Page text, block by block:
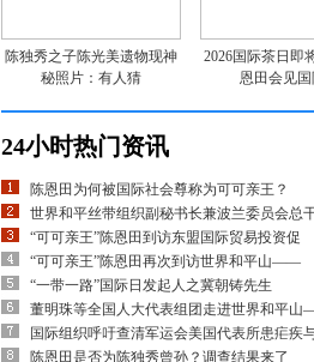
陈独秀之子陈光美遗物现神
秘照片：有人猜
2026国际茶日即
恩田会见
24小时热门资讯
陈恩田为何被国际社会尊称为可可亲王？
世界和平丝带组织副秘书长兼波兰委员会总
“可可亲王”陈恩田到访东盟国际贸易投资促
“可可亲王”陈恩田再次到访世界和平山——
“一带一路”国际日发起人之冀朝铸先生
董明珠等全国人大代表组团走进世界和平山
国际组织呼吁查清军运会美国代表所患疟疾
陈恩田是否为陈独秀曾孙？调查结果来了